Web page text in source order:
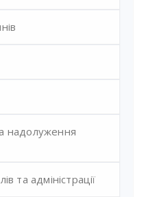
надолуження
та адміністрації